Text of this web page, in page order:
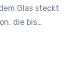
Glas steckt
die bis…